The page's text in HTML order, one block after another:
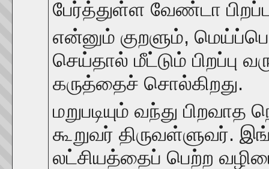
பேர்த்துள்ள வேண்டா
என்னும் குறளும்,
செய்தால் மீட்டும்
கருத்தைச் சொல்கிறது.
மறுபடியும் வந்து
கூறுவர் திருவள்ளுவர்.
லட்சியத்தைப் பெற்ற